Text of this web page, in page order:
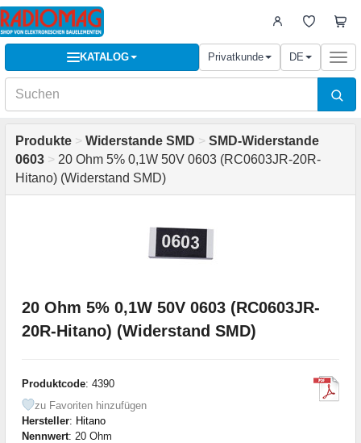
KATALOG Privatkunde DE
Produkte > Widerstande SMD > SMD-Widerstande
0603 > 20 Ohm 5% 0,1W 50V 0603 (RC0603JR-20R-
Hitano) (Widerstand SMD)
20 Ohm 5% 0,1W 50V 0603 (RC0603JR-
20R-Hitano) (Widerstand SMD)
Produktcode: 4390
zu Favoriten hinzufügen
Hersteller: Hitano
Nennwert: 20 Ohm